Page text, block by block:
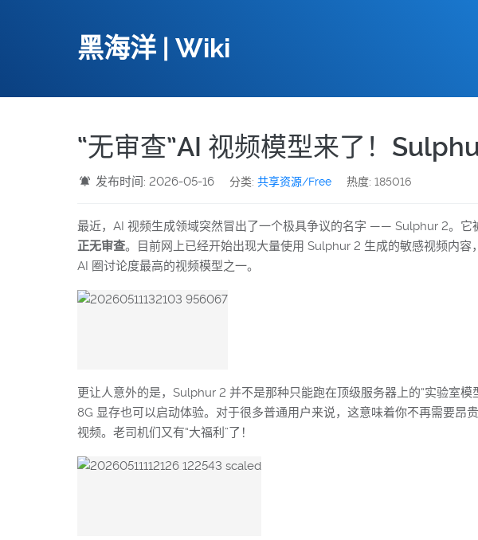
黑海洋 | Wiki
“无审查”AI 视频模型来了！
发布时间: 2026-05-16 分类:共享资源/Free 热度: 185016
最近，AI 视频生成领域突然冒出了一个极具争议的名字 —— Sulphur 2。它
正无审查。目前网上已经开始出现大量使用 Sulphur 2 生成的敏感视频内
AI 圈讨论度最高的视频模型之一。
更让人意外的是，Sulphur 2 并不是那种只能跑在顶级服务器上的“实验室
8G 显存也可以启动体验。对于很多普通用户来说，这意味着你不再需要
视频。老司机们又有“大福利”了！